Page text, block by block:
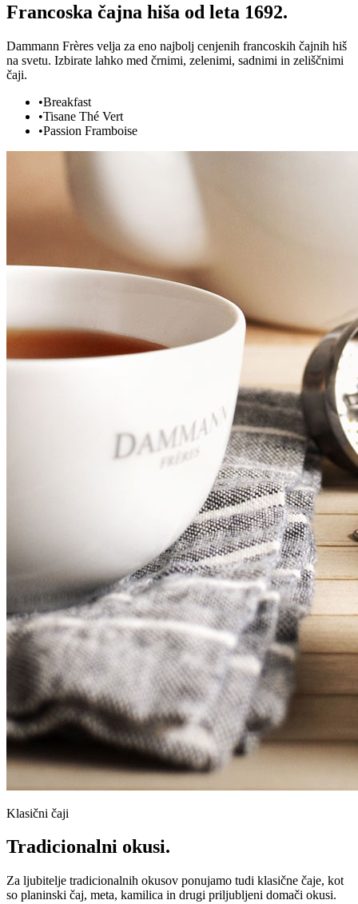
Francoska čajna hiša od leta 1692.
Dammann Frères velja za eno najbolj cenjenih francoskih čajnih hiš
na svetu. Izbirate lahko med črnimi, zelenimi, sadnimi in zeliščnimi
čaji.
•Breakfast
•Tisane Thé Vert
•Passion Framboise
Klasični čaji
Tradicionalni okusi.
Za ljubitelje tradicionalnih okusov ponujamo tudi klasične čaje, kot
so planinski čaj, meta, kamilica in drugi priljubljeni domači okusi.